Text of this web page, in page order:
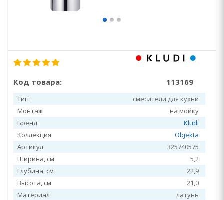
Код товара: 113169
Тип
смесители для кухни
Монтаж
на мойку
Бренд
Kludi
Коллекция
Objekta
Артикул
325740575
Ширина, см
5,2
Глубина, см
22,9
Высота, см
21,0
Материал
латунь